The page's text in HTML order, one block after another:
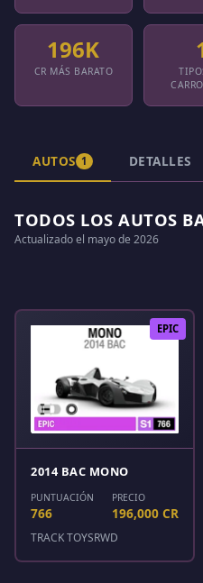
196K
CR MÁS BARATO
AUTOS 1 DETALLES
TODOS LOS AUTOS
Actualizado el mayo de 2026
EPIC
2014 BAC MONO
PUNTUACIÓN
766
PRECIO
196,000 CR
TRACK TOYSRWD